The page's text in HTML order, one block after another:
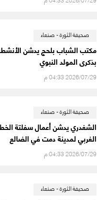
صحيفة الثورة - صنعاء
مكتب الشباب بلحج يدشن
بذكرى المولد النبوي
2026/07/29 04:33 م
صحيفة الثورة - صنعاء
الشغدري يدشن أعمال سفلتة الخط
الغربي لمدينة دمت في الضالع
2026/07/29 04:33 م
صحيفة الثورة - صنعاء